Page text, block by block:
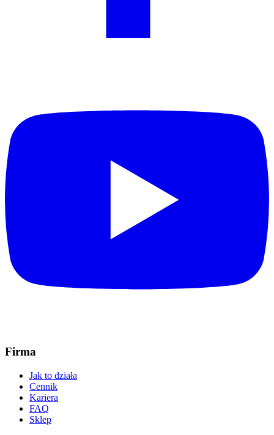
Firma
Jak to działa
Cennik
Kariera
FAQ
Sklep